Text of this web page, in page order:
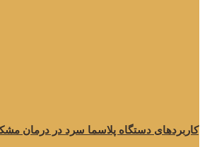
کاربردهای دستگاه پلاسما سرد در درمان